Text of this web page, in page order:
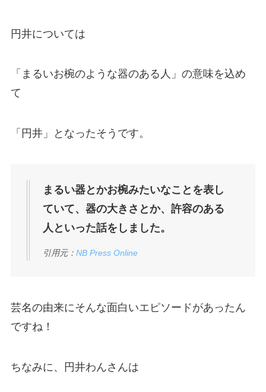
円井については
「まるいお椀のような器のある人」の意味を込め
て
「円井」となったそうです。
まるい器とかお椀みたいなことを表し
ていて、器の大きさとか、許容のある
人といった話をしました。
引用元： NB Press Online
芸名の由来にそんな面白いエピソードがあったん
ですね！
ちなみに、円井わんさんは